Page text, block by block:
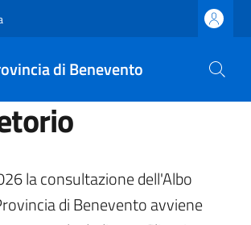
di Benevento
la consultazione dell'Albo
di Benevento avviene